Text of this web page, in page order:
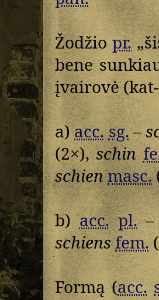
Žodžiopr.
bene
įvairovė
a)acc.sg.–
(2×),schin
schienmasc.
b)acc. pl.
schiensfem.
Formą (acc.